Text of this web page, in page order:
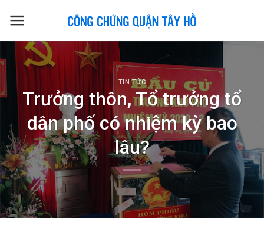
TIN TỨC
Trưởng thôn, Tổ trưởng tổ
dân phố có nhiệm kỳ bao
lâu?